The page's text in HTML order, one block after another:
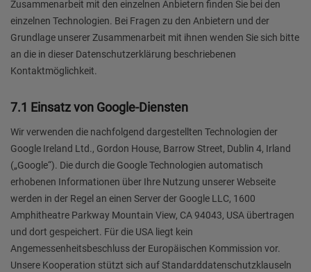
Zusammenarbeit mit den einzelnen Anbietern finden Sie bei den
einzelnen Technologien. Bei Fragen zu den Anbietern und der
Grundlage unserer Zusammenarbeit mit ihnen wenden Sie sich bitte
an die in dieser Datenschutzerklärung beschriebenen
Kontaktmöglichkeit.
7.1 Einsatz von Google-Diensten
Wir verwenden die nachfolgend dargestellten Technologien der
Google Ireland Ltd., Gordon House, Barrow Street, Dublin 4, Irland
(„Google“). Die durch die Google Technologien automatisch
erhobenen Informationen über Ihre Nutzung unserer Webseite
werden in der Regel an einen Server der Google LLC, 1600
Amphitheatre Parkway Mountain View, CA 94043, USA übertragen
und dort gespeichert. Für die USA liegt kein
Angemessenheitsbeschluss der Europäischen Kommission vor.
Unsere Kooperation stützt sich auf Standarddatenschutzklauseln